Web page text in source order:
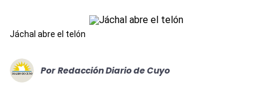
Jáchal abre el telón
Por Redacción Diario de Cuyo